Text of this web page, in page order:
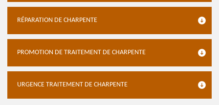
RÉPARATION DE CHARPENTE
PROMOTION DE TRAITEMENT DE CHARPENTE
URGENCE TRAITEMENT DE CHARPENTE